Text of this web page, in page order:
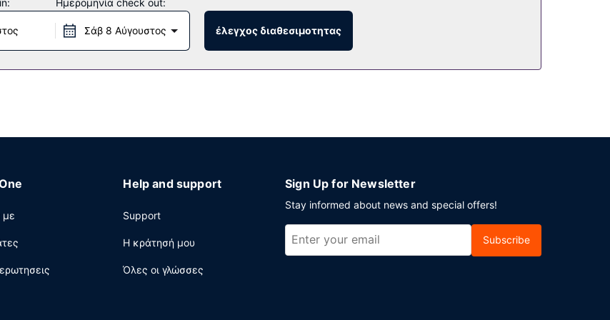
out και ρεσεψιόν όλο το 24ωρο. Στους χώρους μας θα βρείτε δωρεάν στάθμευση χωρίς παρκαδόρο.
Ημερομηνία check out:
Σάβ 8 Αύγουστος έλεγχος διαθεσιμοτητας
με
Help and support
Support
Η κράτησή μου
Όλες οι γλώσσες
Sign Up for Newsletter
Stay informed about news and special offers!
Subscribe